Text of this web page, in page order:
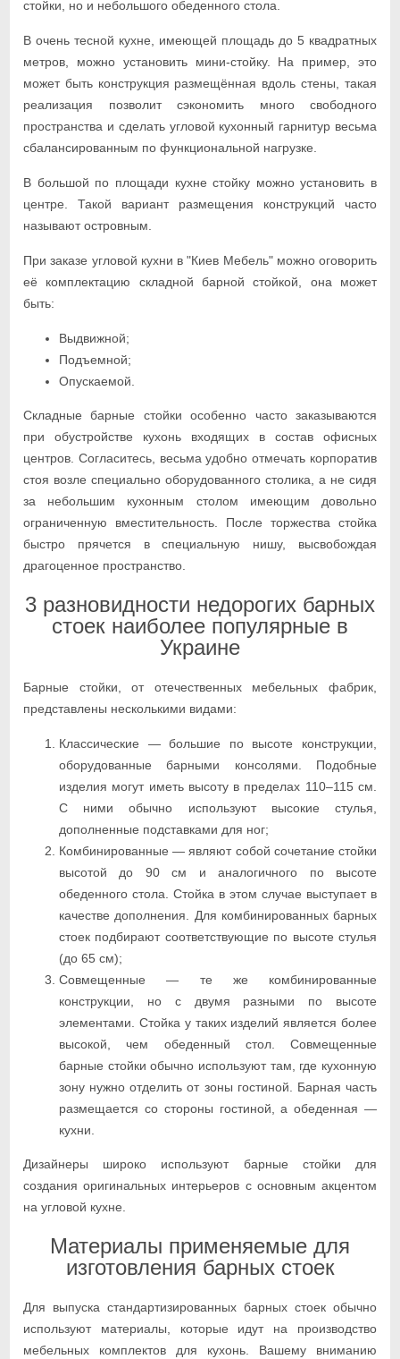
стойки, но и небольшого обеденного стола.
В очень тесной кухне, имеющей площадь до 5 квадратных
метров, можно установить мини-стойку. На пример, это
может быть конструкция размещённая вдоль стены, такая
реализация позволит сэкономить много свободного
пространства и сделать угловой кухонный гарнитур весьма
сбалансированным по функциональной нагрузке.
В большой по площади кухне стойку можно установить в
центре. Такой вариант размещения конструкций часто
называют островным.
При заказе угловой кухни в "Киев Мебель" можно оговорить
её комплектацию складной барной стойкой, она может
быть:
Выдвижной;
Подъемной;
Опускаемой.
Складные барные стойки особенно часто заказываются
при обустройстве кухонь входящих в состав офисных
центров. Согласитесь, весьма удобно отмечать корпоратив
стоя возле специально оборудованного столика, а не сидя
за небольшим кухонным столом имеющим довольно
ограниченную вместительность. После торжества стойка
быстро прячется в специальную нишу, высвобождая
драгоценное пространство.
3 разновидности недорогих барных
стоек наиболее популярные в
Украине
Барные стойки, от отечественных мебельных фабрик,
представлены несколькими видами:
Классические — большие по высоте конструкции,
оборудованные барными консолями. Подобные
изделия могут иметь высоту в пределах 110–115 см.
С ними обычно используют высокие стулья,
дополненные подставками для ног;
Комбинированные — являют собой сочетание стойки
высотой до 90 см и аналогичного по высоте
обеденного стола. Стойка в этом случае выступает в
качестве дополнения. Для комбинированных барных
стоек подбирают соответствующие по высоте стулья
(до 65 см);
Совмещенные — те же комбинированные
конструкции, но с двумя разными по высоте
элементами. Стойка у таких изделий является более
высокой, чем обеденный стол. Совмещенные
барные стойки обычно используют там, где кухонную
зону нужно отделить от зоны гостиной. Барная часть
размещается со стороны гостиной, а обеденная —
кухни.
Дизайнеры широко используют барные стойки для
создания оригинальных интерьеров с основным акцентом
на угловой кухне.
Материалы применяемые для
изготовления барных стоек
Для выпуска стандартизированных барных стоек обычно
используют материалы, которые идут на производство
мебельных комплектов для кухонь. Вашему вниманию